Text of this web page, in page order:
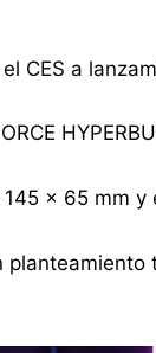
CES a
x 65 mm y
planteamiento